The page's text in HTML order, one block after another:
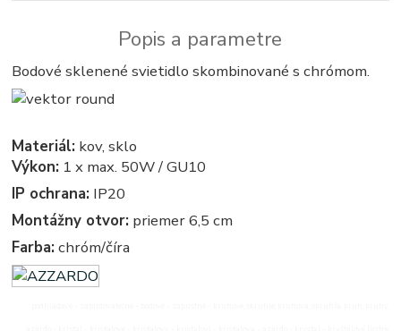
Popis a parametre
Bodové sklenené svietidlo skombinované s chrómom.
Materiál: kov, sklo
Výkon: 1 x max. 50W / GU10
IP ochrana: IP20
Montážny otvor: priemer 6,5 cm
Farba: chróm/číra